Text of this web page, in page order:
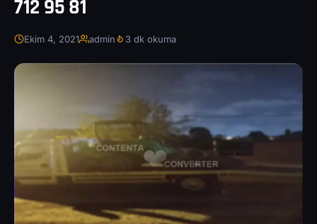
712 95 81
Ekim 4, 2021 admin 3 dk okuma